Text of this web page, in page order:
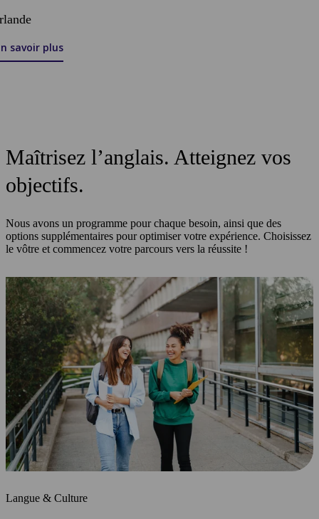
savoir plus
Maîtrisez l’anglais. Atteignez vos
objectifs.
Nous avons un programme pour chaque besoin, ainsi que des
options supplémentaires pour optimiser votre expérience. Choisissez
le vôtre et commencez votre parcours vers la réussite !
Langue & Culture